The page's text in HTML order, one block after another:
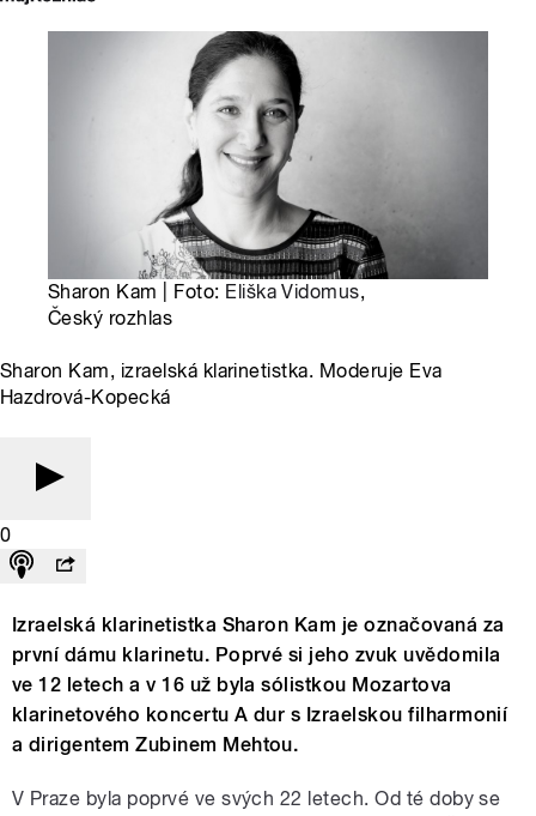
Sharon Kam | Foto: Eliška Vidomus,
Český rozhlas
Sharon Kam, izraelská klarinetistka. Moderuje Eva
Hazdrová-Kopecká
0
Izraelská klarinetistka Sharon Kam je označovaná za
první dámu klarinetu. Poprvé si jeho zvuk uvědomila
ve 12 letech a v 16 už byla sólistkou Mozartova
klarinetového koncertu A dur s Izraelskou filharmonií
a dirigentem Zubinem Mehtou.
V Praze byla poprvé ve svých 22 letech. Od té doby se